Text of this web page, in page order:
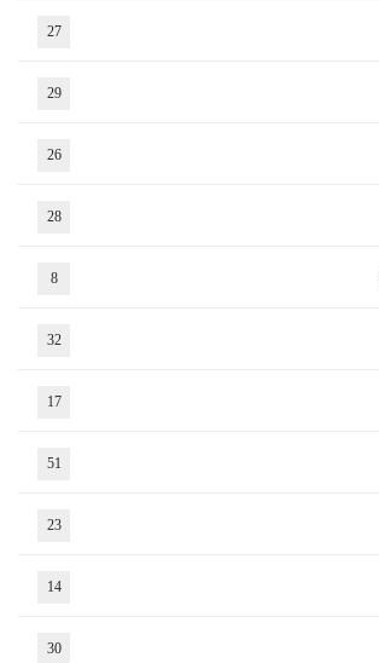
27
29
26
28
8
32
17
51
23
14
30